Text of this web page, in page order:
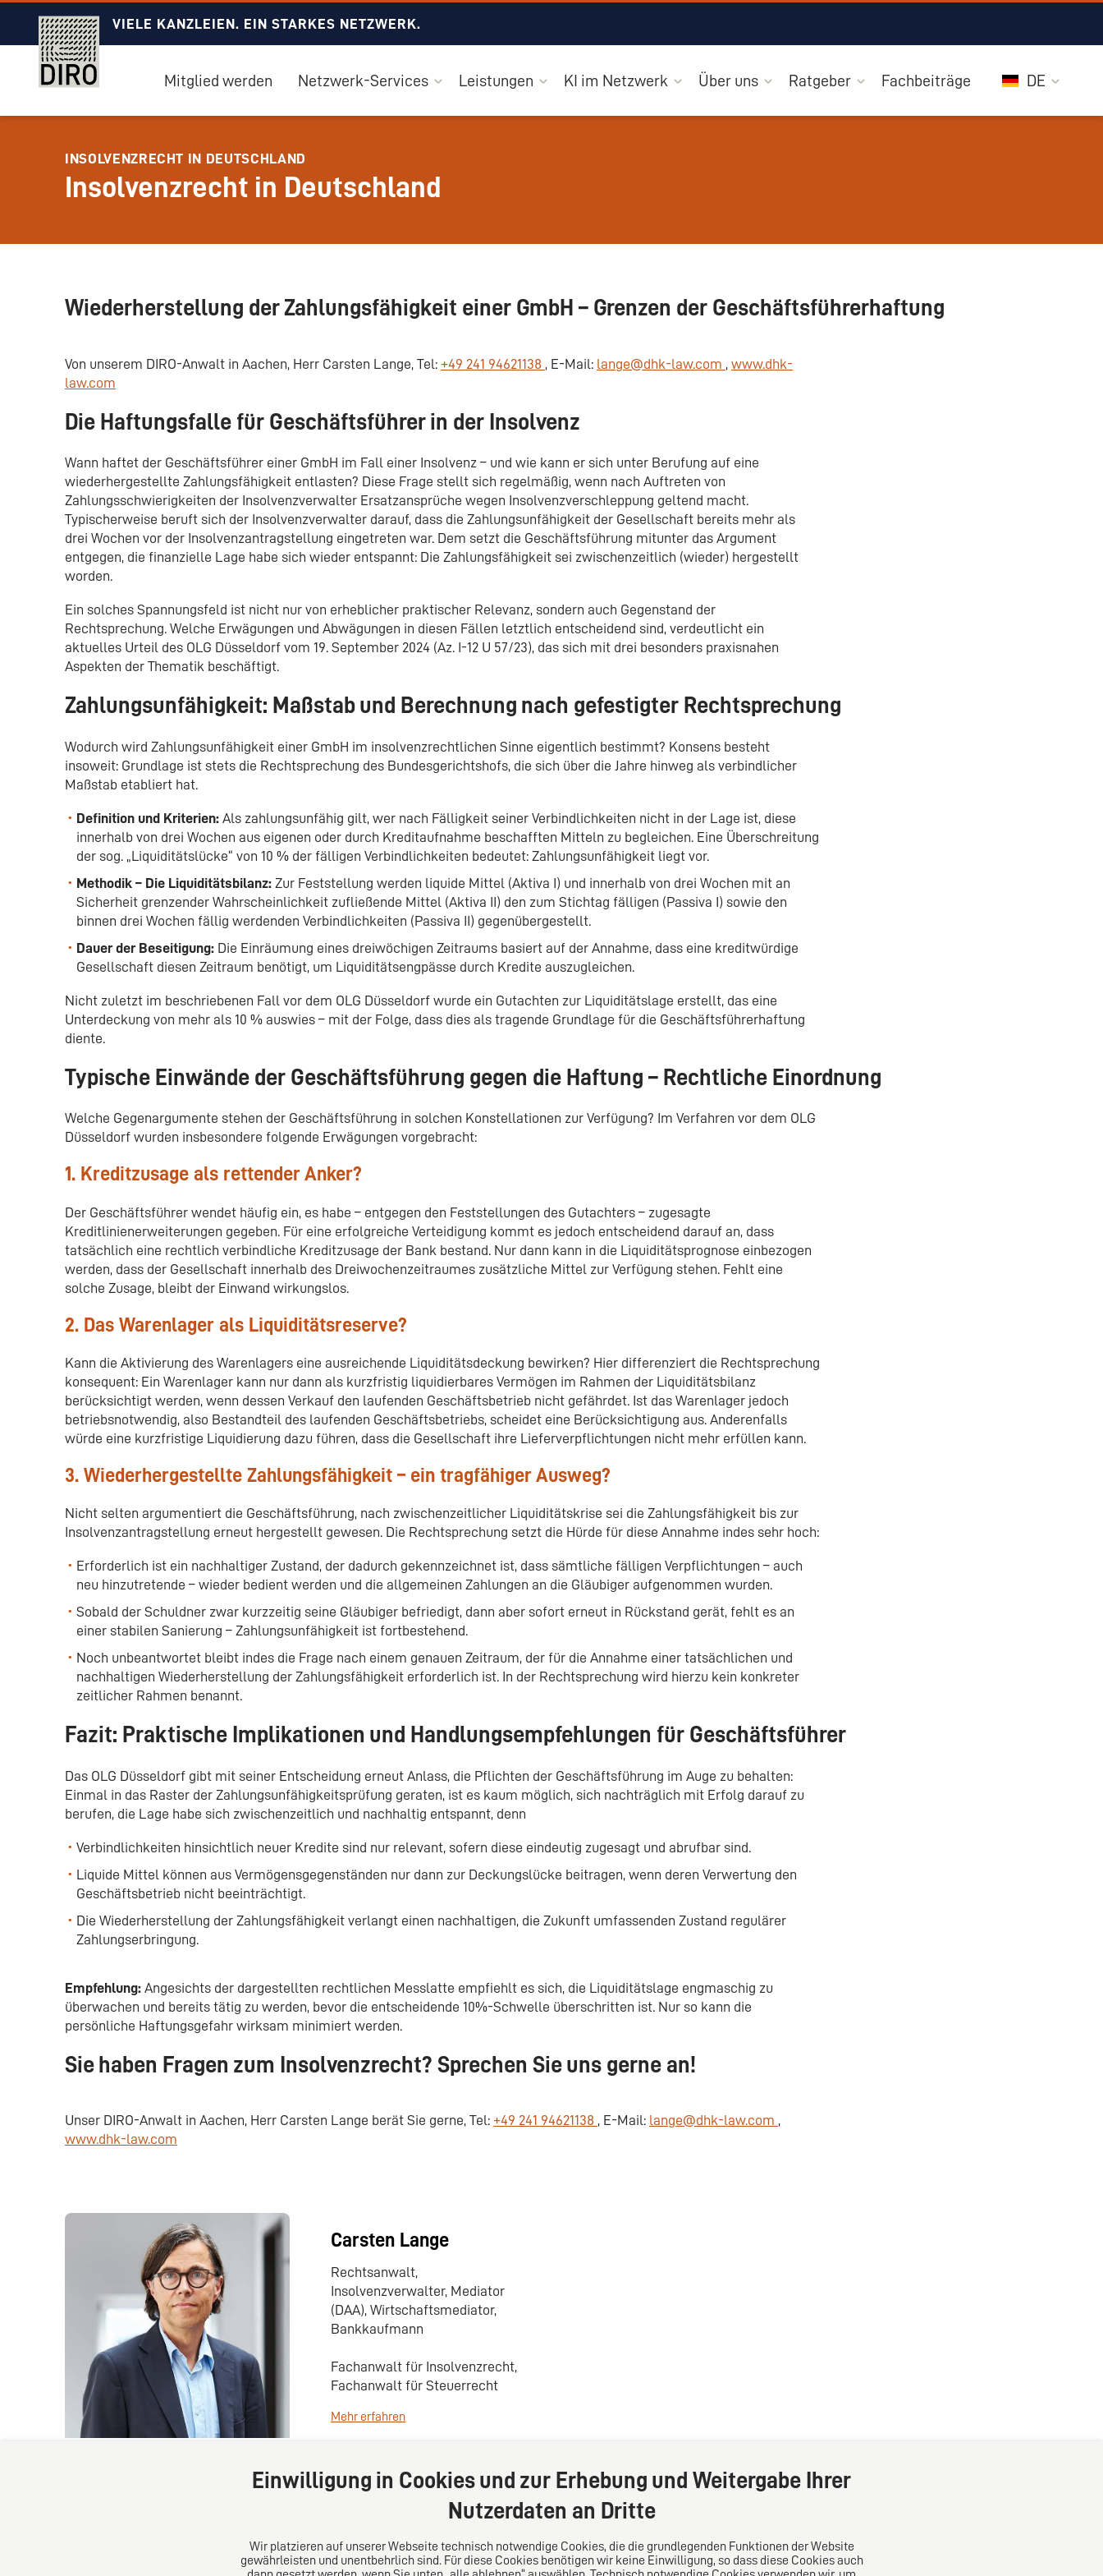
VIELE KANZLEIEN. EIN STARKES NETZWERK.
Mitglied werden Netzwerk-Services Leistungen KI im Netzwerk Über uns Ratgeber Fachbeiträge DE
INSOLVENZRECHT IN DEUTSCHLAND
Insolvenzrecht in Deutschland
Wiederherstellung der Zahlungsfähigkeit einer GmbH – Grenzen der Geschäftsführerhaftung
Von unserem DIRO-Anwalt in Aachen, Herr Carsten Lange, Tel: +49 241 94621138 , E-Mail: lange@dhk-law.com
www.dhk-
law.com
Die Haftungsfalle für Geschäftsführer in der Insolvenz
Wann haftet der Geschäftsführer einer GmbH im Fall einer Insolvenz – und wie kann er sich unter Berufung auf eine
wiederhergestellte Zahlungsfähigkeit entlasten? Diese Frage stellt sich regelmäßig, wenn nach Auftreten von
Zahlungsschwierigkeiten der Insolvenzverwalter Ersatzansprüche wegen Insolvenzverschleppung geltend macht.
Typischerweise beruft sich der Insolvenzverwalter darauf, dass die Zahlungsunfähigkeit der Gesellschaft bereits mehr als
drei Wochen vor der Insolvenzantragstellung eingetreten war. Dem setzt die Geschäftsführung mitunter das Argument
entgegen, die finanzielle Lage habe sich wieder entspannt: Die Zahlungsfähigkeit sei zwischenzeitlich (wieder) hergestellt
worden.
Ein solches Spannungsfeld ist nicht nur von erheblicher praktischer Relevanz, sondern auch Gegenstand der
Rechtsprechung. Welche Erwägungen und Abwägungen in diesen Fällen letztlich entscheidend sind, verdeutlicht ein
aktuelles Urteil des OLG Düsseldorf vom 19. September 2024 (Az. I-12 U 57/23), das sich mit drei besonders praxisnahen
Aspekten der Thematik beschäftigt.
Zahlungsunfähigkeit: Maßstab und Berechnung nach gefestigter Rechtsprechung
Wodurch wird Zahlungsunfähigkeit einer GmbH im insolvenzrechtlichen Sinne eigentlich bestimmt? Konsens besteht
insoweit: Grundlage ist stets die Rechtsprechung des Bundesgerichtshofs, die sich über die Jahre hinweg als verbindlicher
Maßstab etabliert hat.
Definition und Kriterien:Als zahlungsunfähig gilt, wer nach Fälligkeit seiner Verbindlichkeiten nicht in der Lage ist, diese
innerhalb von drei Wochen aus eigenen oder durch Kreditaufnahme beschafften Mitteln zu begleichen. Eine Überschreitung
der sog. „Liquiditätslücke“ von 10 % der fälligen Verbindlichkeiten bedeutet: Zahlungsunfähigkeit liegt vor.
Methodik – Die Liquiditätsbilanz:Zur Feststellung werden liquide Mittel (Aktiva I) und innerhalb von drei Wochen mit an
Sicherheit grenzender Wahrscheinlichkeit zufließende Mittel (Aktiva II) den zum Stichtag fälligen (Passiva I) sowie den
binnen drei Wochen fällig werdenden Verbindlichkeiten (Passiva II) gegenübergestellt.
Dauer der Beseitigung: Die Einräumung eines dreiwöchigen Zeitraums basiert auf der Annahme, dass eine kreditwürdige
Gesellschaft diesen Zeitraum benötigt, um Liquiditätsengpässe durch Kredite auszugleichen.
Nicht zuletzt im beschriebenen Fall vor dem OLG Düsseldorf wurde ein Gutachten zur Liquiditätslage erstellt, das eine
Unterdeckung von mehr als 10 % auswies – mit der Folge, dass dies als tragende Grundlage für die Geschäftsführerhaftung
diente.
Typische Einwände der Geschäftsführung gegen die Haftung – Rechtliche Einordnung
Welche Gegenargumente stehen der Geschäftsführung in solchen Konstellationen zur Verfügung? Im Verfahren vor dem OLG
Düsseldorf wurden insbesondere folgende Erwägungen vorgebracht:
1. Kreditzusage als rettender Anker?
Der Geschäftsführer wendet häufig ein, es habe – entgegen den Feststellungen des Gutachters – zugesagte
Kreditlinienerweiterungen gegeben. Für eine erfolgreiche Verteidigung kommt es jedoch entscheidend darauf an, dass
tatsächlich eine rechtlich verbindliche Kreditzusage der Bank bestand. Nur dann kann in die Liquiditätsprognose einbezogen
werden, dass der Gesellschaft innerhalb des Dreiwochenzeitraumes zusätzliche Mittel zur Verfügung stehen. Fehlt eine
solche Zusage, bleibt der Einwand wirkungslos.
2. Das Warenlager als Liquiditätsreserve?
Kann die Aktivierung des Warenlagers eine ausreichende Liquiditätsdeckung bewirken? Hier differenziert die Rechtsprechung
konsequent: Ein Warenlager kann nur dann als kurzfristig liquidierbares Vermögen im Rahmen der Liquiditätsbilanz
berücksichtigt werden, wenn dessen Verkauf den laufenden Geschäftsbetrieb nicht gefährdet. Ist das Warenlager jedoch
betriebsnotwendig, also Bestandteil des laufenden Geschäftsbetriebs, scheidet eine Berücksichtigung aus. Anderenfalls
würde eine kurzfristige Liquidierung dazu führen, dass die Gesellschaft ihre Lieferverpflichtungen nicht mehr erfüllen kann.
3. Wiederhergestellte Zahlungsfähigkeit – ein tragfähiger Ausweg?
Nicht selten argumentiert die Geschäftsführung, nach zwischenzeitlicher Liquiditätskrise sei die Zahlungsfähigkeit bis zur
Insolvenzantragstellung erneut hergestellt gewesen. Die Rechtsprechung setzt die Hürde für diese Annahme indes sehr hoch:
Erforderlich ist ein nachhaltiger Zustand, der dadurch gekennzeichnet ist, dass sämtliche fälligen Verpflichtungen – auch
neu hinzutretende – wieder bedient werden und die allgemeinen Zahlungen an die Gläubiger aufgenommen wurden.
Sobald der Schuldner zwar kurzzeitig seine Gläubiger befriedigt, dann aber sofort erneut in Rückstand gerät, fehlt es an
einer stabilen Sanierung – Zahlungsunfähigkeit ist fortbestehend.
Noch unbeantwortet bleibt indes die Frage nach einem genauen Zeitraum, der für die Annahme einer tatsächlichen und
nachhaltigen Wiederherstellung der Zahlungsfähigkeit erforderlich ist. In der Rechtsprechung wird hierzu kein konkreter
zeitlicher Rahmen benannt.
Fazit: Praktische Implikationen und Handlungsempfehlungen für Geschäftsführer
Das OLG Düsseldorf gibt mit seiner Entscheidung erneut Anlass, die Pflichten der Geschäftsführung im Auge zu behalten:
Einmal in das Raster der Zahlungsunfähigkeitsprüfung geraten, ist es kaum möglich, sich nachträglich mit Erfolg darauf zu
berufen, die Lage habe sich zwischenzeitlich und nachhaltig entspannt, denn
Verbindlichkeiten hinsichtlich neuer Kredite sind nur relevant, sofern diese eindeutig zugesagt und abrufbar sind.
Liquide Mittel können aus Vermögensgegenständen nur dann zur Deckungslücke beitragen, wenn deren Verwertung den
Geschäftsbetrieb nicht beeinträchtigt.
Die Wiederherstellung der Zahlungsfähigkeit verlangt einen nachhaltigen, die Zukunft umfassenden Zustand regulärer
Zahlungserbringung.
Empfehlung: Angesichts der dargestellten rechtlichen Messlatte empfiehlt es sich, die Liquiditätslage engmaschig zu
überwachen und bereits tätig zu werden, bevor die entscheidende 10%-Schwelle überschritten ist. Nur so kann die
persönliche Haftungsgefahr wirksam minimiert werden.
Sie haben Fragen zum Insolvenzrecht? Sprechen Sie uns gerne an!
Unser DIRO-Anwalt in Aachen, Herr Carsten Lange berät Sie gerne, Tel: +49 241 94621138 , E-Mail: lange@dhk-law.com ,
www.dhk-law.com
Carsten Lange
Rechtsanwalt,
Insolvenzverwalter, Mediator
(DAA), Wirtschaftsmediator,
Bankkaufmann
Fachanwalt für Insolvenzrecht,
Fachanwalt für Steuerrecht
Mehr erfahren
Einwilligung in Cookies und zur Erhebung und Weitergabe Ihrer
Nutzerdaten an Dritte
Wir platzieren auf unserer Webseite technisch notwendige Cookies, die die grundlegenden Funktionen der Website
gewährleisten und unentbehrlich sind. Für diese Cookies benötigen wir keine Einwilligung, so dass diese Cookies auch